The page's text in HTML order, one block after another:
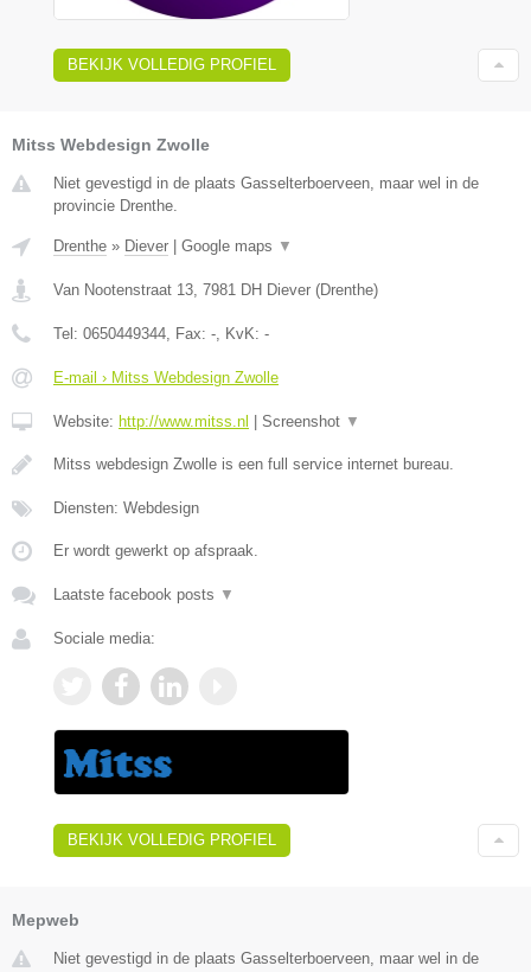
BEKIJK VOLLEDIG PROFIEL
Mitss Webdesign Zwolle
Niet gevestigd in de plaats Gasselterboerveen, maar wel in de
provincie Drenthe.
Drenthe » Diever Google maps ▼
Van Nootenstraat 13, 7981 DH Diever (Drenthe)
Tel: 0650449344, Fax: -, KvK: -
E-mail › Mitss Webdesign Zwolle
Website: http://www.mitss.nl Screenshot ▼
Mitss webdesign Zwolle is een full service internet bureau.
Diensten: Webdesign
Er wordt gewerkt op afspraak.
Laatste facebook posts ▼
Sociale media:
BEKIJK VOLLEDIG PROFIEL
Mepweb
Niet gevestigd in de plaats Gasselterboerveen, maar wel in de